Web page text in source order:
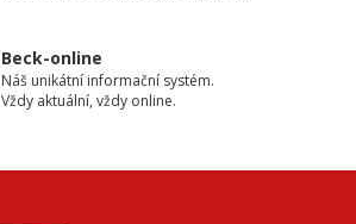
Beck-online
Náš unikátní informační systém.
Vždy aktuální, vždy online.